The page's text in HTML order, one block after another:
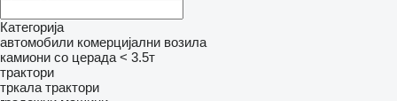
Категорија
автомобили комерцијални возила
камиони со церада < 3.5т
трактори
тркала трактори